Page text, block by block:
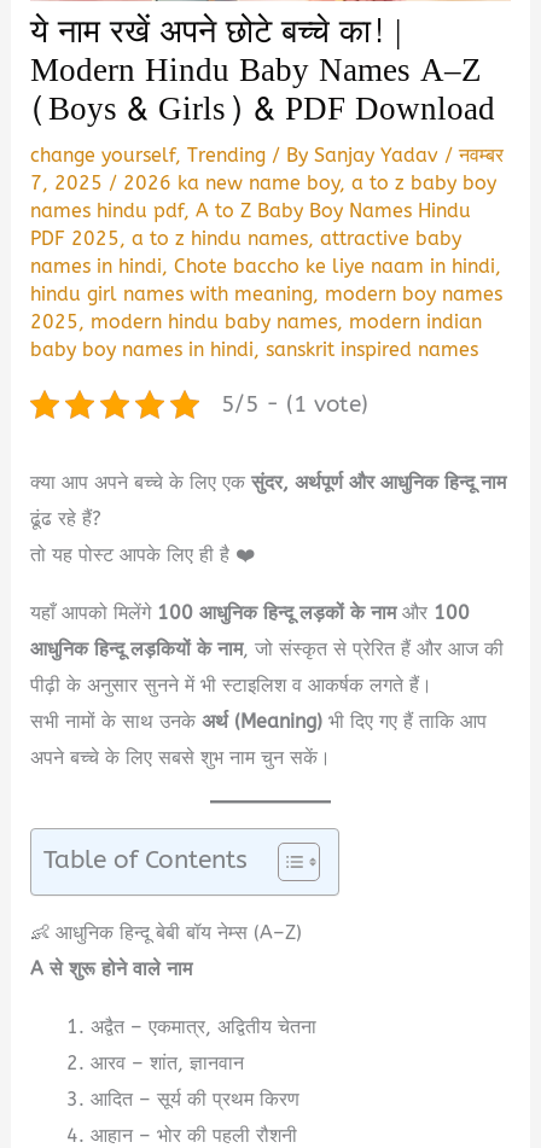
ये नाम रखें अपने छोटे बच्चे का! |
Modern Hindu Baby Names A–Z
(Boys & Girls) & PDF Download
change yourself,Trending / BySanjay Yadav /नवम्बर
7, 2025 / 2026 ka new name boy,a to z baby boy
names hindu pdf,A to Z Baby Boy Names Hindu
PDF 2025,a to z hindu names,attractive baby
names in hindi,Chote baccho ke liye naam in hindi,
hindu girl names with meaning, modern boy names
2025, modern hindu baby names, modern indian
baby boy names in hindi,sanskrit inspired names
5/5 - (1 vote)
क्या आप अपने बच्चे के लिए एकसुंदर, अर्थपूर्ण और आधुनिक हिन्दू नाम
ढूंढ रहे हैं?
तो यह पोस्ट आपके लिए ही है ❤️
यहाँ आपको मिलेंगे 100 आधुनिक हिन्दू लड़कों के नामऔर 100
आधुनिक हिन्दू लड़कियों के नाम, जो संस्कृत से प्रेरित हैं और आज की
पीढ़ी के अनुसार सुनने में भी स्टाइलिश व आकर्षक लगते हैं।
सभी नामों के साथ उनकेअर्थ (Meaning) भी दिए गए हैं ताकि आप
अपने बच्चे के लिए सबसे शुभ नाम चुन सकें।
Table of Contents
👶 आधुनिक हिन्दू बेबी बॉय नेम्स (A–Z)
A से शुरू होने वाले नाम
अद्वैत – एकमात्र, अद्वितीय चेतना
आरव – शांत, ज्ञानवान
आदित – सूर्य की प्रथम किरण
आहान – भोर की पहली रौशनी